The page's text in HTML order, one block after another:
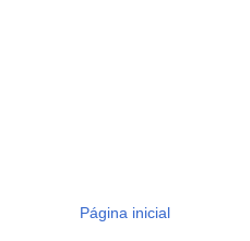
Página inicial